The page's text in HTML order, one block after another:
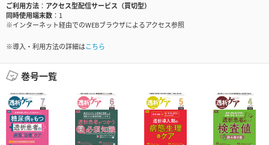
ご利用方法
アクセス型配信サービス（買切型）
同時使用端末数
1
※インターネット経由でのWEBブラウザによるアクセス参照
※導入・利用方法の詳細はこちら
巻号一覧